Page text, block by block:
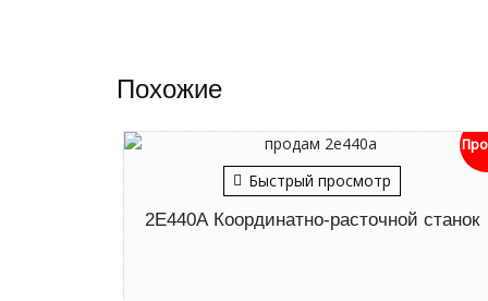
Похожие
Быстрый просмотр
2Е440А Координатно-расточной станок